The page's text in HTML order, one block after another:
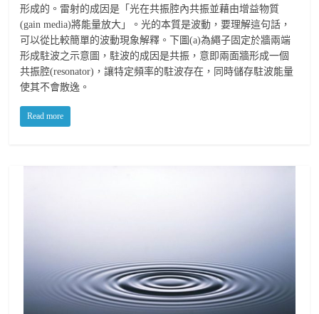
形成的。雷射的成因是「光在共振腔內共振並藉由增益物質
(gain media)將能量放大」。光的本質是波動，要理解這句話，
可以從比較簡單的波動現象解釋。下圖(a)為繩子固定於牆兩端
形成駐波之示意圖，駐波的成因是共振，意即兩面牆形成一個
共振腔(resonator)，讓特定頻率的駐波存在，同時儲存駐波能量
使其不會散逸。
Read more